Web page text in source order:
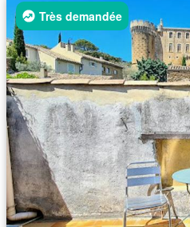
Très demandée